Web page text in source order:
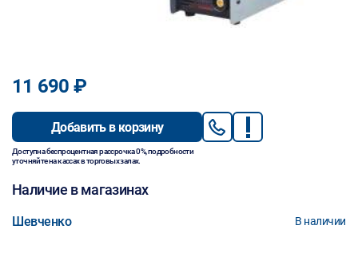
11 690 ₽
Добавить в корзину
Доступна беспроцентная рассрочка 0%, подробности
уточняйте на кассах в торговых залах.
Наличие в магазинах
Шевченко В наличии